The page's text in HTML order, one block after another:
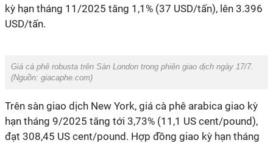
kỳ hạn tháng 11/2025 tăng 1,1% (37 USD/tấn), lên 3.396
USD/tấn.
Giá cà phê robusta trên Sàn London trong phiên giao dịch ngày 17/7.
(Nguồn: giacaphe.com)
Trên sàn giao dịch New York, giá cà phê arabica giao kỳ
hạn tháng 9/2025 tăng tới 3,73% (11,1 US cent/pound),
đạt 308,45 US cent/pound. Hợp đồng giao kỳ hạn tháng